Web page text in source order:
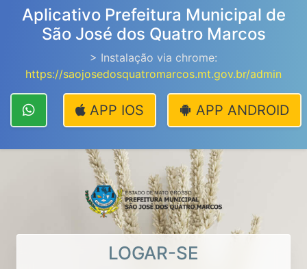
Aplicativo Prefeitura Municipal de
São José dos Quatro Marcos
> Instalação via chrome:
https://saojosedosquatromarcos.mt.gov.br/admin
APP ANDROID
APP IOS
LOGAR-SE